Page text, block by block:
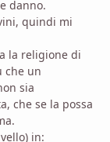
danno.
quindi mi
la religione di
che un
sia
che se la possa
in: